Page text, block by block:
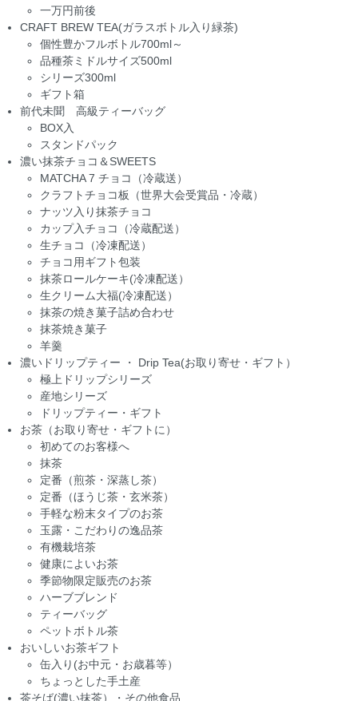
一万円前後
CRAFT BREW TEA(ガラスボトル入り緑茶)
個性豊かフルボトル700ml～
品種茶ミドルサイズ500ml
シリーズ300ml
ギフト箱
前代未聞 高級ティーバッグ
BOX入
スタンドパック
濃い抹茶チョコ＆SWEETS
MATCHA 7 チョコ（冷蔵送）
クラフトチョコ板（世界大会受賞品・冷蔵）
ナッツ入り抹茶チョコ
カップ入チョコ（冷蔵配送）
生チョコ（冷凍配送）
チョコ用ギフト包装
抹茶ロールケーキ(冷凍配送）
生クリーム大福(冷凍配送）
抹茶の焼き菓子詰め合わせ
抹茶焼き菓子
羊羹
濃いドリップティー ・ Drip Tea(お取り寄せ・ギフト）
極上ドリップシリーズ
産地シリーズ
ドリップティー・ギフト
お茶（お取り寄せ・ギフトに）
初めてのお客様へ
抹茶
定番（煎茶・深蒸し茶）
定番（ほうじ茶・玄米茶）
手軽な粉末タイプのお茶
玉露・こだわりの逸品茶
有機栽培茶
健康によいお茶
季節物限定販売のお茶
ハーブブレンド
ティーバッグ
ペットボトル茶
おいしいお茶ギフト
缶入り(お中元・お歳暮等）
ちょっとした手土産
茶そば(濃い抹茶）・その他食品